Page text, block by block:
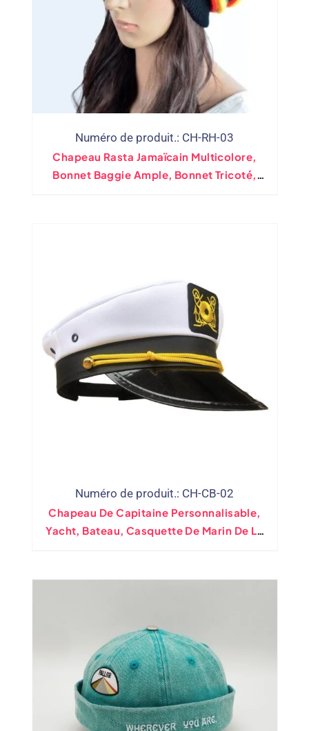
Numéro de produit.: CH-RH-03
Chapeau Rasta Jamaïcain Multicolore,
Bonnet Baggie Ample, Bonnet Tricoté,
Numéro de produit.: CH-CB-02
Chapeau De Capitaine Personnalisable,
Yacht, Bateau, Casquette De Marin De La